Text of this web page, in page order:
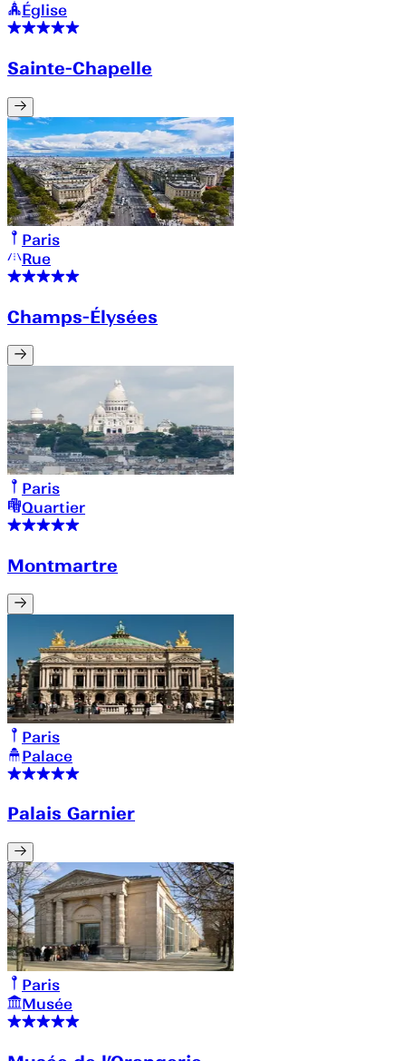
Église
Sainte-Chapelle
Paris
Rue
Champs-Élysées
Paris
Quartier
Montmartre
Paris
Palace
Palais Garnier
Paris
Musée